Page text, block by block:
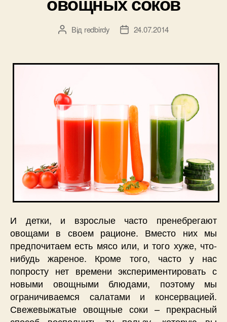
Автор
Від redbirdy
Дата24.07.2014
И детки, и взрослые часто пренебрегают
овощами в своем рационе. Вместо них мы
предпочитаем есть мясо или, и того хуже, что-
нибудь жареное. Кроме того, часто у нас
попросту нет времени экспериментировать с
новыми овощными блюдами, поэтому мы
ограничиваемся салатами и консервацией.
Свежевыжатые овощные соки – прекрасный